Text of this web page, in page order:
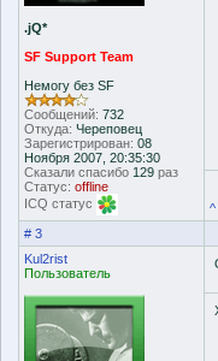
.jQ*
SF Support Team
Немогу без SF
Сообщений: 732
Откуда: Череповец
Зарегистрирован: 08
Ноября 2007, 20:35:30
Сказали спасибо 129 раз
Статус: offline
ICQ статус
^
# 3
Kul2rist
Пользователь